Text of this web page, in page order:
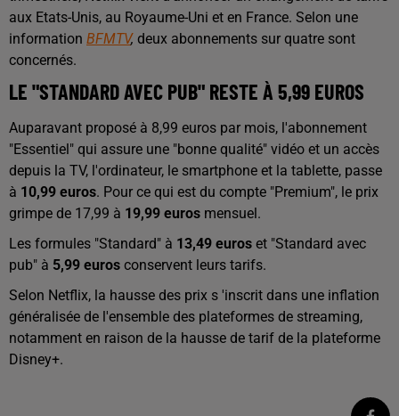
aux Etats-Unis, au Royaume-Uni et en France. Selon une
information BFMTV, deux abonnements sur quatre sont
concernés.
LE "STANDARD AVEC PUB" RESTE À 5,99 EUROS
Auparavant proposé à 8,99 euros par mois, l'abonnement
"Essentiel" qui assure une "bonne qualité" vidéo et un accès
depuis la TV, l'ordinateur, le smartphone et la tablette, passe
à 10,99 euros. Pour ce qui est du compte "Premium", le prix
grimpe de 17,99 à 19,99 euros mensuel.
Les formules "Standard" à 13,49 euros et "Standard avec
pub" à 5,99 euros conservent leurs tarifs.
Selon Netflix, la hausse des prix s 'inscrit dans une inflation
généralisée de l'ensemble des plateformes de streaming,
notamment en raison de la hausse de tarif de la plateforme
Disney+.